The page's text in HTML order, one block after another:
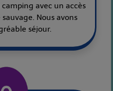
avec un accès
Nous avons
séjour.